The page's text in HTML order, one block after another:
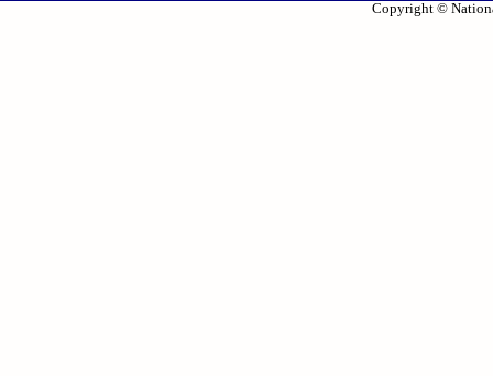
Copyright ©